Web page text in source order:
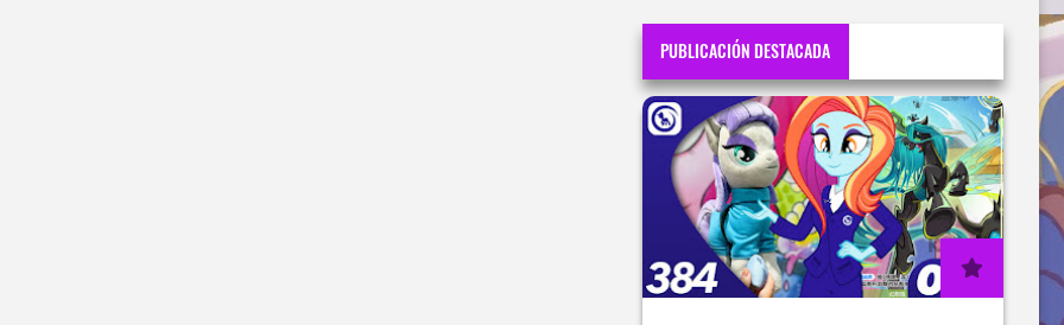
PUBLICACIÓN DESTACADA